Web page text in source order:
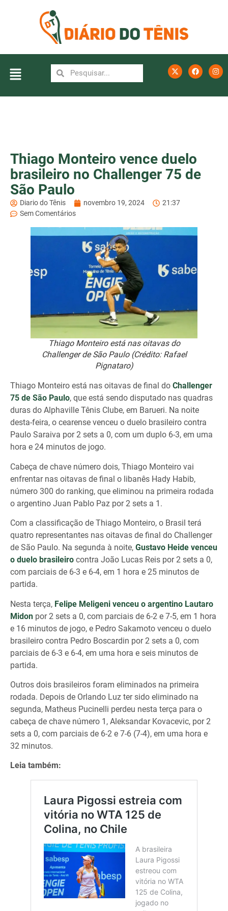
Thiago Monteiro vence duelo
brasileiro no Challenger 75 de
São Paulo
Diario do Tênis novembro 19, 2024
21:37
Sem Comentários
Thiago Monteiro está nas oitavas do
Challenger de São Paulo (Crédito: Rafael
Pignataro)
Thiago Monteiro está nas oitavas de final do Challenger
75 de São Paulo, que está sendo disputado nas quadras
duras do Alphaville Tênis Clube, em Barueri. Na noite
desta-feira, o cearense venceu o duelo brasileiro contra
Paulo Saraiva por 2 sets a 0, com um duplo 6-3, em uma
hora e 24 minutos de jogo.
Cabeça de chave número dois, Thiago Monteiro vai
enfrentar nas oitavas de final o libanês Hady Habib,
número 300 do ranking, que eliminou na primeira rodada
o argentino Juan Pablo Paz por 2 sets a 1.
Com a classificação de Thiago Monteiro, o Brasil terá
quatro representantes nas oitavas de final do Challenger
de São Paulo. Na segunda à noite, Gustavo Heide venceu
o duelo brasileiro contra João Lucas Reis por 2 sets a 0,
com parciais de 6-3 e 6-4, em 1 hora e 25 minutos de
partida.
Nesta terça, Felipe Meligeni venceu o argentino Lautaro
Midon por 2 sets a 0, com parciais de 6-2 e 7-5, em 1 hora
e 16 minutos de jogo, e Pedro Sakamoto venceu o duelo
brasileiro contra Pedro Boscardin por 2 sets a 0, com
parciais de 6-3 e 6-4, em uma hora e seis minutos de
partida.
Outros dois brasileiros foram eliminados na primeira
rodada. Depois de Orlando Luz ter sido eliminado na
segunda, Matheus Pucinelli perdeu nesta terça para o
cabeça de chave número 1, Aleksandar Kovacevic, por 2
sets a 0, com parciais de 6-2 e 7-6 (7-4), em uma hora e
32 minutos.
Leia também: